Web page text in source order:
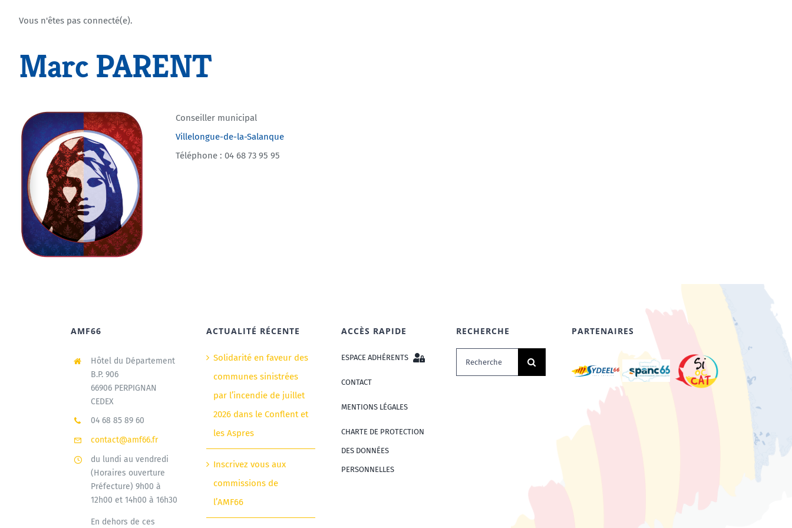
Vous n'êtes pas connecté(e).
Marc PARENT
Conseiller municipal
Villelongue-de-la-Salanque
Téléphone : 04 68 73 95 95
AMF66
Hôtel du Département
B.P. 906
66906 PERPIGNAN
CEDEX
04 68 85 89 60
contact@amf66.fr
du lundi au vendredi
(Horaires ouverture
Préfecture) 9h00 à
12h00 et 14h00 à 16h30
En dehors de ces
ACTUALITÉ RÉCENTE
Solidarité en faveur des
communes sinistrées
par l’incendie de juillet
2026 dans le Conflent et
les Aspres
Inscrivez vous aux
commissions de
l’AMF66
ACCÈS RAPIDE
ESPACE ADHÉRENTS
CONTACT
MENTIONS LÉGALES
CHARTE DE PROTECTION
DES DONNÉES
PERSONNELLES
RECHERCHE
Rechercher:
PARTENAIRES